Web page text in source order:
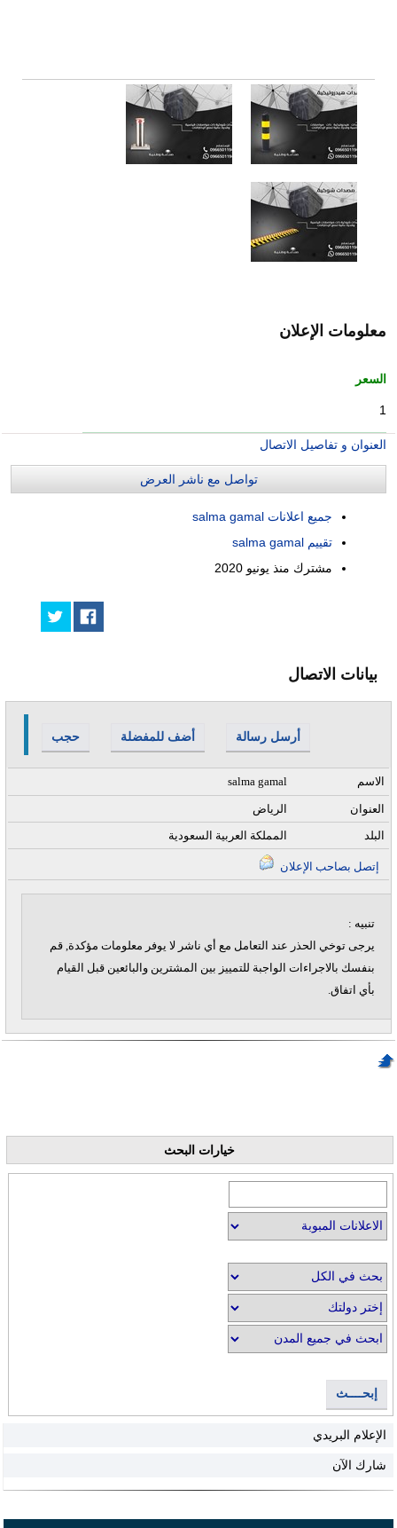
معلومات الإعلان
السعر
1
العنوان و تفاصيل الاتصال
تواصل مع ناشر العرض
جميع اعلانات salma gamal
تقييم salma gamal
مشترك منذ يونيو 2020
بيانات الاتصال
حجب أضف للمفضلة أرسل رسالة
salma gamal الاسم
الرياض
العنوان
المملكة العربية السعودية
البلد
تنبيه :
يرجى توخي الحذر عند التعامل مع أي ناشر لا يوفر معلومات مؤكدة, قم
بنفسك بالاجراءات الواجبة للتمييز بين المشترين والبائعين قبل القيام
بأي اتفاق.
خيارات البحث
إبحــــث
الإعلام البريدي
شارك الآن